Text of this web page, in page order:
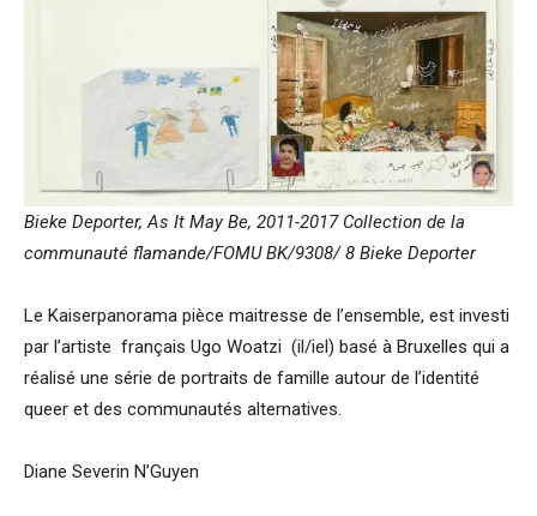
Bieke Deporter, As It May Be, 2011-2017 Collection de la
communauté flamande/FOMU BK/9308/ 8 Bieke Deporter
Le Kaiserpanorama pièce maitresse de l’ensemble, est investi
par l’artiste français Ugo Woatzi (il/iel) basé à Bruxelles qui a
réalisé une série de portraits de famille autour de l’identité
queer et des communautés alternatives.
Diane Severin N’Guyen